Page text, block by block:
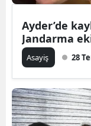
Ayder’de
Jandarma
Asayiş 28